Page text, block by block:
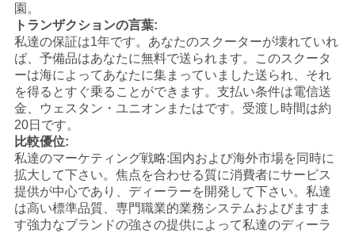
園。
トランザクションの言葉:
私達の保証は1年です。あなたのスクーターが壊れていれ
ば、予備品はあなたに無料で送られます。このスクータ
ーは海によってあなたに集まっていました送られ、それ
を得るとすぐ乗ることができます。支払い条件は電信送
金、ウェスタン・ユニオンまたはです。受渡し時間は約
20日です。
比較優位:
私達のマーケティング戦略:国内および海外市場を同時に
拡大して下さい。焦点を合わせる質に消費者にサービス
提供が中心であり、ディーラーを開発して下さい。私達
は高い標準品質、専門職業的業務システムおよびますま
す強力なブランドの強さの提供によって私達のディーラ